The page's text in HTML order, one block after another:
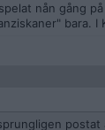
nån gång
bara.
postat